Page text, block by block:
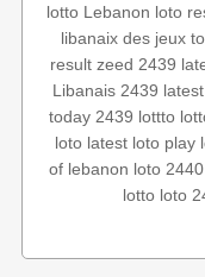
lotto Lebanon loto
libanaix des jeux
result zeed 2439
Libanais 2439
today 2439 lottto
loto latest loto play
of lebanon loto 2440
lotto loto